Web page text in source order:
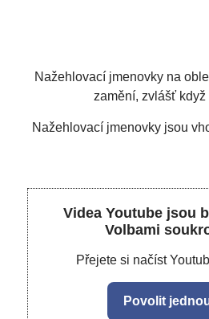
Nažehlovací jmenovky na
zamění, zvlášť
Nažehlovací jmenovky jsou
Videa Youtube jsou
Volbami
Přejete si načíst
Povolit